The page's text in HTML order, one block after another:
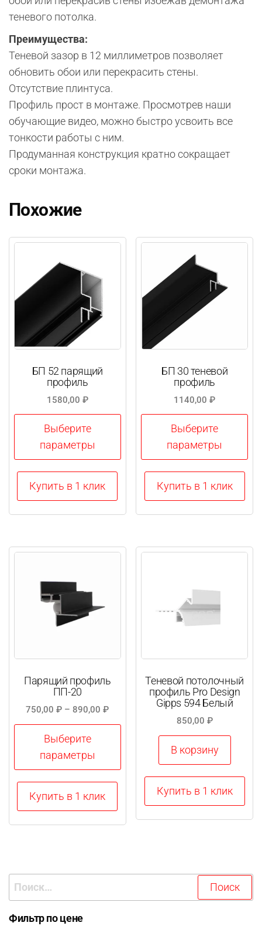
теневого потолка.
Преимущества:
Теневой зазор в 12 миллиметров позволяет
обновить обои или перекрасить стены.
Отсутствие плинтуса.
Профиль прост в монтаже. Просмотрев наши
обучающие видео, можно быстро усвоить все
тонкости работы с ним.
Продуманная конструкция кратно сокращает
сроки монтажа.
Похожие
БП 52 парящий
профиль
1580,00 ₽
Выберите
параметры
Этот
товар
выбрать
странице
Купить в 1 клик
БП 30 теневой
профиль
1140,00₽
Выберите
параметры
Этот
товар
странице
Купить в 1 клик
Парящий профиль
ПП-20
750,00₽ – 890,00₽Диапазон
цен:
Выберите
параметры
Этот
товар
можно
выбрать
на
Купить в 1 клик
Теневой потолочный
профиль Pro Design
Gipps 594 Белый
850,00 ₽
В корзину
Купить в 1 клик
Найти:
Фильтр по цене